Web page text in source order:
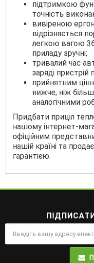
підтримкою
точність
вивіреною
відрізняється
легкою вагою
приладу зручні;
тривалий час
заряді
прийнятним
нижче, ніж
аналогічними
Придбати приціл
нашому інтернет-
офіційним
нашій країні та
гарантією.